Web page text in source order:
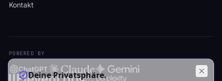
Kontakt
POWERED BY
Deine Privatsphäre.